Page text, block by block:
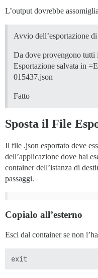
L’output dovrebbe
Avvio dell’esportazione
Da dove provengono tutti
Esportazione salvata in
015437.json
Fatto
Sposta il File
Il file .json esportato deve
dell’applicazione dove hai
container dell’istanza di
passaggi.
Copialo all’esterno
Esci dal container se non